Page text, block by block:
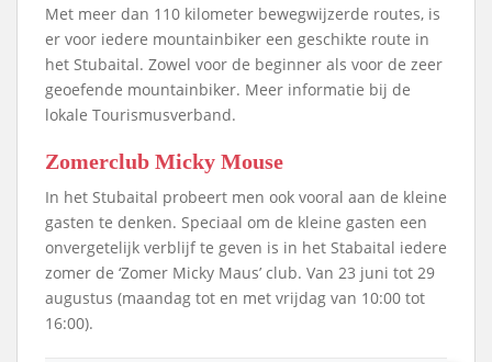
Met meer dan 110 kilometer bewegwijzerde routes, is
er voor iedere mountainbiker een geschikte route in
het Stubaital. Zowel voor de beginner als voor de zeer
geoefende mountainbiker. Meer informatie bij de
lokale Tourismusverband.
Zomerclub Micky Mouse
In het Stubaital probeert men ook vooral aan de kleine
gasten te denken. Speciaal om de kleine gasten een
onvergetelijk verblijf te geven is in het Stabaital iedere
zomer de ‘Zomer Micky Maus’ club. Van 23 juni tot 29
augustus (maandag tot en met vrijdag van 10:00 tot
16:00).